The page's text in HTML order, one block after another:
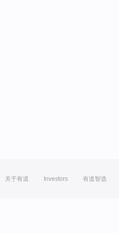
关于有道 Investors 有道智选